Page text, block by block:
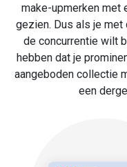
make-upmerken met
gezien. Dus als je met
de concurrentie wilt
hebben dat je
aangeboden collectie
een